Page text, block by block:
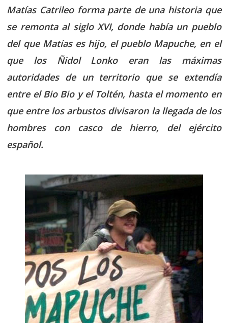
Matías Catrileo forma parte de una historia que
se remonta al siglo XVI, donde había un pueblo
del que Matías es hijo, el pueblo Mapuche, en el
que los Ñidol Lonko eran las máximas
autoridades de un territorio que se extendía
entre el Bio Bio y el Toltén, hasta el momento en
que entre los arbustos divisaron la llegada de los
hombres con casco de hierro, del ejército
español.